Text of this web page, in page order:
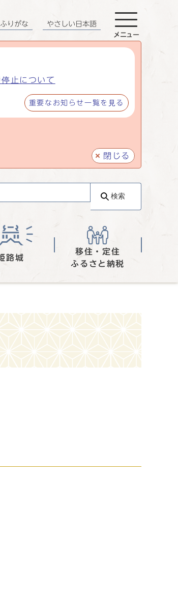
止について
重要なお知らせ一覧を見る
閉じる
ふりがな やさしい日本語
メニュー
検索
路城
移住・定住
ふるさと納税